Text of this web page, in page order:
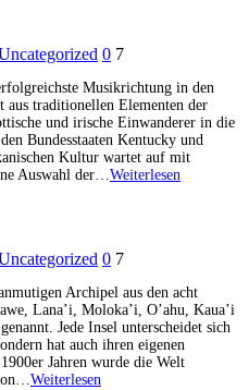
0 7
Musikrichtung in den
aus traditionellen Elementen der
und irische Einwanderer in die
Bundesstaaten Kentucky und
Kultur wartet auf mit
Auswahl der… Weiterlesen
0 7
Archipel aus den acht
Lana’i, Moloka’i, O’ahu, Kaua’i
Jede Insel unterscheidet sich
hat auch ihren eigenen
Jahren wurde die Welt
Weiterlesen